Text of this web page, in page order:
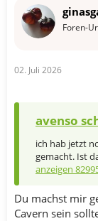
können hier
Allen eine gute
e
n
Foren-
02. Juli 2026
avenso
ich hab jetzt
gemacht. Ist
anzeigen
Du machst mir
Cavern sein